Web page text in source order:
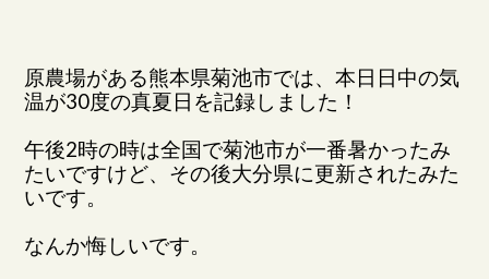
原農場がある熊本県菊池市では、本日日中の気
温が30度の真夏日を記録しました！
午後2時の時は全国で菊池市が一番暑かったみ
たいですけど、その後大分県に更新されたみた
いです。
なんか悔しいです。